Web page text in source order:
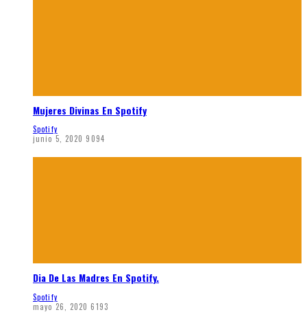
Mujeres Divinas En Spotify
Spotify
junio 5, 2020 9094
Dia De Las Madres En Spotify.
Spotify
mayo 26, 2020 6193